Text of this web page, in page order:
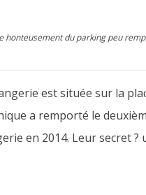
honteusement du parking peu
est située sur la
a remporté le
en 2014. Leur secret